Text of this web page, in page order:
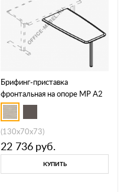
Брифинг-приставка
фронтальная на опоре МР А2
074
(130x70x73)
22 736 руб.
КУПИТЬ